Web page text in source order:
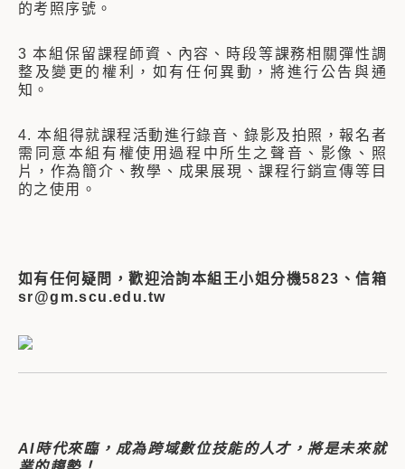
的考照序號。
3 本組保留課程師資、內容、時段等課務相關彈性調
整及變更的權利，如有任何異動，將進行公告與通
知。
4. 本組得就課程活動進行錄音、錄影及拍照，報名者
需同意本組有權使用過程中所生之聲音、影像、照
片，作為簡介、教學、成果展現、課程行銷宣傳等目
的之使用。
如有任何疑問，歡迎洽詢本組王小姐分機5823、信箱
sr@gm.scu.edu.tw
AI時代來臨，成為跨域數位技能的人才，將是未來就